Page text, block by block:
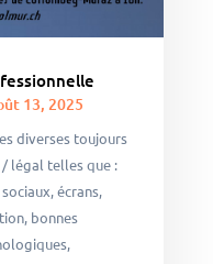
13, 2025
diverses toujours
légal telles que :
écrans,
bonnes